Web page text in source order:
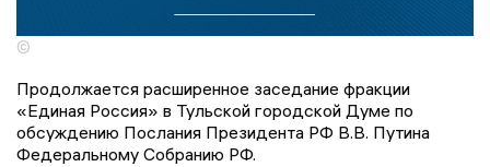
©
Продолжается расширенное заседание фракции
«Единая Россия» в Тульской городской Думе по
обсуждению Послания Президента РФ В.В. Путина
Федеральному Собранию РФ.